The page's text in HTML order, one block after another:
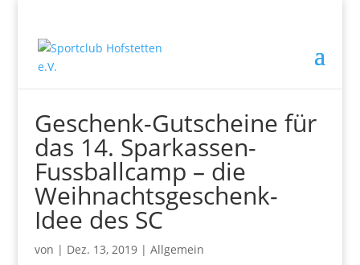
Geschenk-Gutscheine für
das 14. Sparkassen-
Fussballcamp – die
Weihnachtsgeschenk-
Idee des SC
von | Dez. 13, 2019| Allgemein